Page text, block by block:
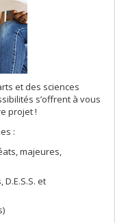
et des sciences
s’offrent à vous
projet !
:
majeures,
et